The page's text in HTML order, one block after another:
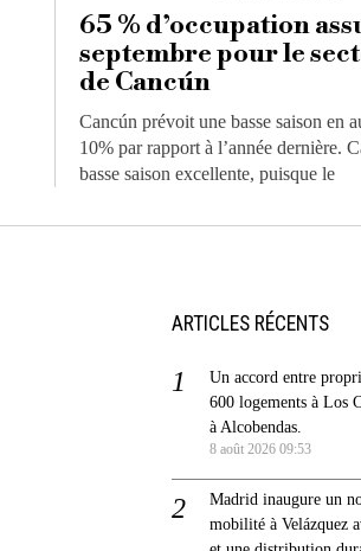
65 % d’occupation
septembre pour le
de Cancún
Cancún prévoit une basse saison en
10% par rapport à l’année dernière.
basse saison excellente, puisque le
ARTICLES RÉCENTS
Un accord entre
600 logements à Los
à Alcobendas.
8 août 2026 09:53
Madrid inaugure un
mobilité à Velázquez